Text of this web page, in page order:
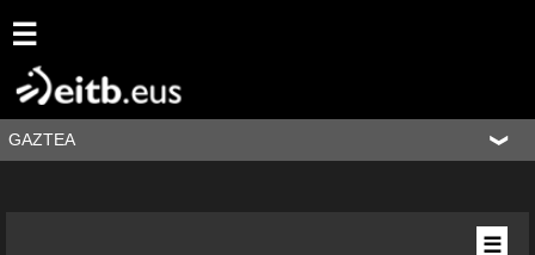
☰
GAZTEA
☰